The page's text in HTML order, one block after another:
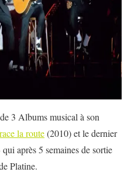
3 Albums musical à son
la route(2010) et le dernier
après 5 semaines de sortie
Platine.